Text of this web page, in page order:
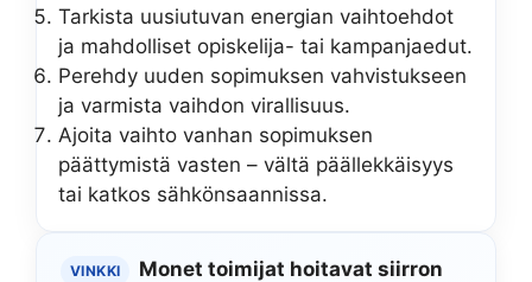
Tarkista uusiutuvan energian vaihtoehdot
ja mahdolliset opiskelija- tai kampanjaedut.
Perehdy uuden sopimuksen vahvistukseen
ja varmista vaihdon virallisuus.
Ajoita vaihto vanhan sopimuksen
päättymistä vasten – vältä päällekkäisyys
tai katkos sähkönsaannissa.
VINKKI
Monet toimijat hoitavat siirron